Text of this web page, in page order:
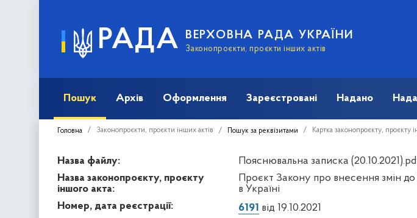
РАДА ВЕРХОВНА РАДА УКРАЇНИ
Законопроєкти, проєкти інших актів
Пошук Архів Оформлення Зареєстровані Надано
Головна Законопроєкти, проєкти інших актів Пошук за реквізитами Картка законопроєкту, проєкту
Назва файлу:
Пояснювальна записка
Назва законопроєкту, проєкту
іншого акта:
Проєкт Закону про внесення змін
в Україні
Номер, дата реєстрації:
6191 від 19.10.2021